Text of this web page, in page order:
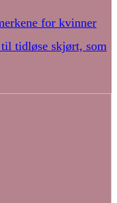
for kvinner
tidløse skjørt, som